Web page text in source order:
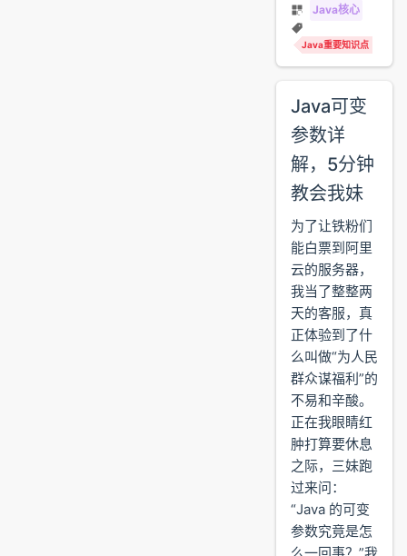
Java核心
Java重要知识点
Java可变
参数详
解，5分钟
教会我妹
为了让铁粉们
能白票到阿里
云的服务器，
我当了整整两
天的客服，真
正体验到了什
么叫做“为人民
群众谋福利”的
不易和辛酸。
正在我眼睛红
肿打算要休息
之际，三妹跑
过来问：
“Java 的可变
参数究竟是怎